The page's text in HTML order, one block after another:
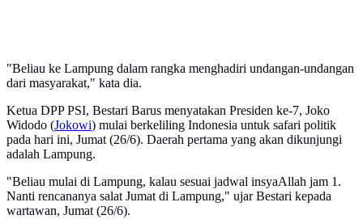
"Beliau ke Lampung dalam rangka menghadiri undangan-undangan
dari masyarakat," kata dia.
Ketua DPP PSI, Bestari Barus menyatakan Presiden ke-7, Joko
Widodo (Jokowi) mulai berkeliling Indonesia untuk safari politik
pada hari ini, Jumat (26/6). Daerah pertama yang akan dikunjungi
adalah Lampung.
"Beliau mulai di Lampung, kalau sesuai jadwal insyaAllah jam 1.
Nanti rencananya salat Jumat di Lampung," ujar Bestari kepada
wartawan, Jumat (26/6).